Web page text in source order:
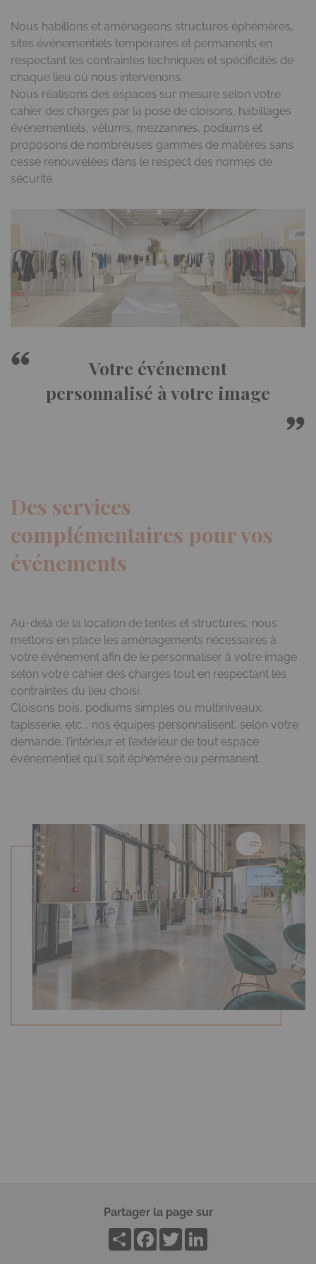
Nous habillons et aménageons structures éphémères,
sites événementiels temporaires et permanents en
respectant les contraintes techniques et spécificités de
chaque lieu où nous intervenons.
Nous réalisons des espaces sur mesure selon votre
cahier des charges par la pose de cloisons, habillages
événementiels, vélums, mezzanines, podiums et
proposons de nombreuses gammes de matières sans
cesse renouvelées dans le respect des normes de
sécurité.
Votre événement
personnalisé à votre image
Des services
complémentaires pour vos
événements
Au-delà de la location de tentes et structures, nous
mettons en place les aménagements nécessaires à
votre événement afin de le personnaliser à votre image
selon votre cahier des charges tout en respectant les
contraintes du lieu choisi.
Cloisons bois, podiums simples ou multiniveaux,
tapisserie, etc.., nos équipes personnalisent, selon votre
demande, l’intérieur et l’extérieur de tout espace
événementiel qu’il soit éphémère ou permanent.
Partager la page sur
Share
Facebook
Twitter